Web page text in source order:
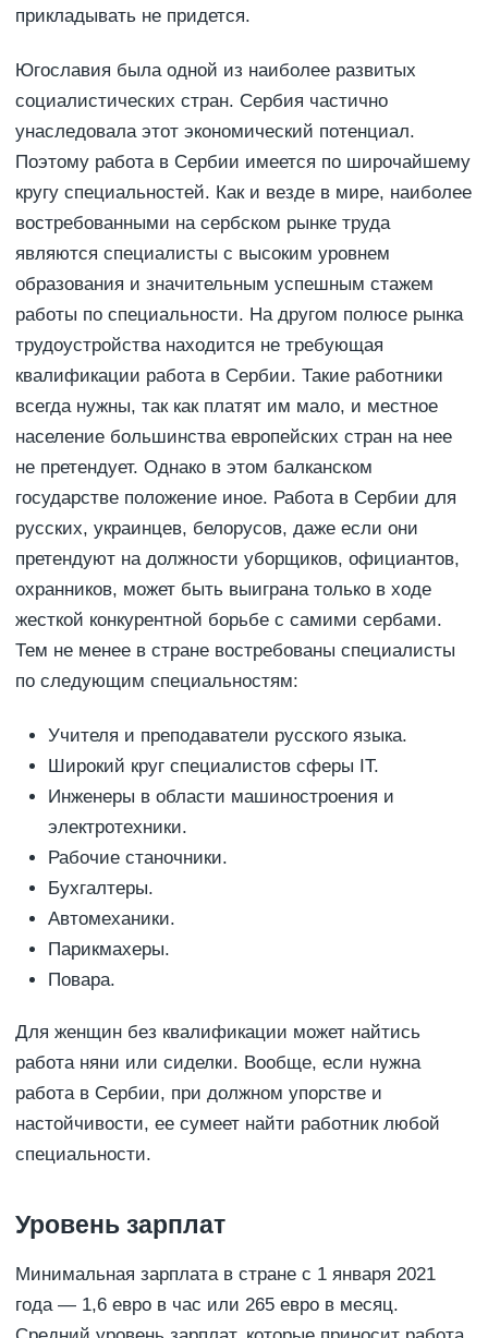
прикладывать не придется.
Югославия была одной из наиболее развитых
социалистических стран. Сербия частично
унаследовала этот экономический потенциал.
Поэтому работа в Сербии имеется по широчайшему
кругу специальностей. Как и везде в мире, наиболее
востребованными на сербском рынке труда
являются специалисты с высоким уровнем
образования и значительным успешным стажем
работы по специальности. На другом полюсе рынка
трудоустройства находится не требующая
квалификации работа в Сербии. Такие работники
всегда нужны, так как платят им мало, и местное
население большинства европейских стран на нее
не претендует. Однако в этом балканском
государстве положение иное. Работа в Сербии для
русских, украинцев, белорусов, даже если они
претендуют на должности уборщиков, официантов,
охранников, может быть выиграна только в ходе
жесткой конкурентной борьбе с самими сербами.
Тем не менее в стране востребованы специалисты
по следующим специальностям:
Учителя и преподаватели русского языка.
Широкий круг специалистов сферы IT.
Инженеры в области машиностроения и
электротехники.
Рабочие станочники.
Бухгалтеры.
Автомеханики.
Парикмахеры.
Повара.
Для женщин без квалификации может найтись
работа няни или сиделки. Вообще, если нужна
работа в Сербии, при должном упорстве и
настойчивости, ее сумеет найти работник любой
специальности.
Уровень зарплат
Минимальная зарплата в стране с 1 января 2021
года — 1,6 евро в час или 265 евро в месяц.